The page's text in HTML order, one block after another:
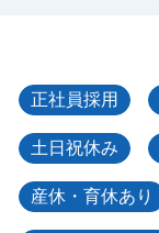
正社員採用
土日祝休み
産休・育休あり